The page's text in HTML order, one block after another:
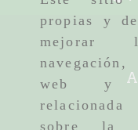
propias y
mejorar
web y
sobre la